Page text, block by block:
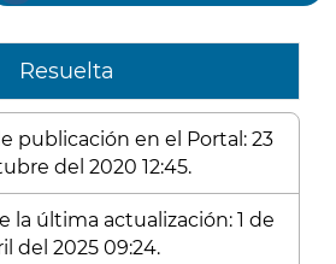
Resuelta
publicación en el Portal: 23
del 2020 12:45.
la última actualización: 1 de
del 2025 09:24.